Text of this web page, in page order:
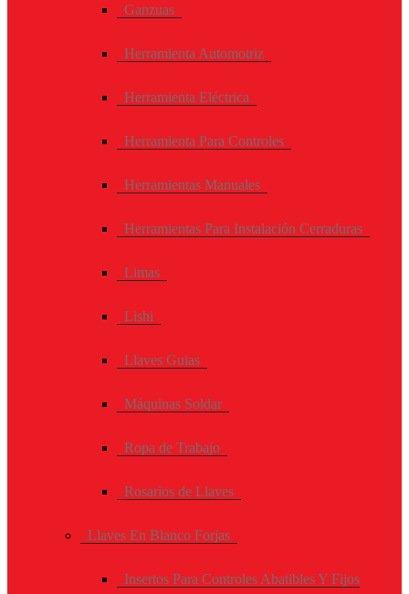
Ganzuas
Herramienta Automotriz
Herramienta Eléctrica
Herramienta Para Controles
Herramientas Manuales
Herramientas Para Instalación Cerraduras
Limas
Lishi
Llaves Guias
Máquinas Soldar
Ropa de Trabajo
Rosarios de Llaves
Llaves En Blanco Forjas
Insertos Para Controles Abatibles Y Fijos